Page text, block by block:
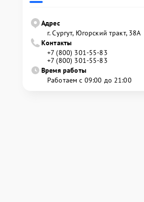
Адрес
г. Сургут, Югорский тракт, 38А
Контакты
+7 (800) 301-55-83
+7 (800) 301-55-83
Время работы
Работаем с 09:00 до 21:00